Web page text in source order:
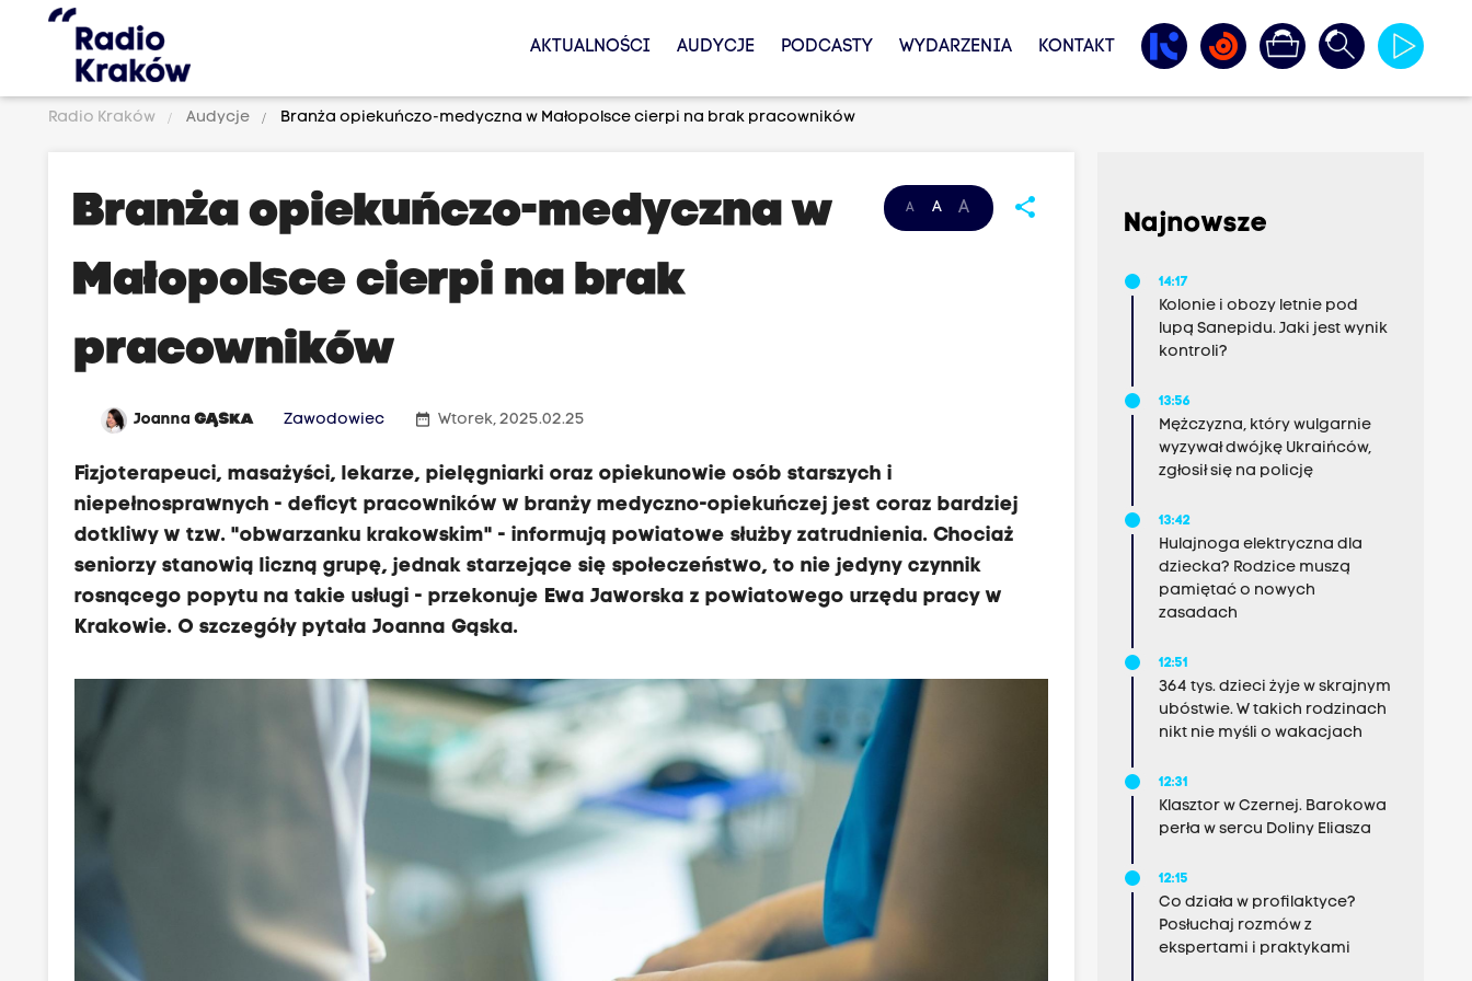
AKTUALNOŚCI AUDYCJE PODCASTY WYDARZENIA KONTAKT
Radio Kraków Audycje Branża opiekuńczo-medyczna w Małopolsce cierpi na brak pracowników
A A A share
Branża opiekuńczo-medyczna w
Małopolsce cierpi na brak
pracowników
JoannaGĄSKA Zawodowiec date_range Wtorek, 2025.02.25
Fizjoterapeuci, masażyści, lekarze, pielęgniarki oraz opiekunowie osób starszych i
niepełnosprawnych - deficyt pracowników w branży medyczno-opiekuńczej jest coraz bardziej
dotkliwy w tzw. "obwarzanku krakowskim" - informują powiatowe służby zatrudnienia. Chociaż
seniorzy stanowią liczną grupę, jednak starzejące się społeczeństwo, to nie jedyny czynnik
rosnącego popytu na takie usługi - przekonuje Ewa Jaworska z powiatowego urzędu pracy w
Krakowie. O szczegóły pytała Joanna Gąska.
Najnowsze
14:17
Kolonie i obozy letnie pod
lupą Sanepidu. Jaki jest wynik
kontroli?
13:56
Mężczyzna, który wulgarnie
wyzywał dwójkę Ukraińców,
zgłosił się na policję
13:42
Hulajnoga elektryczna dla
dziecka? Rodzice muszą
pamiętać o nowych
zasadach
12:51
364 tys. dzieci żyje w skrajnym
ubóstwie. W takich rodzinach
nikt nie myśli o wakacjach
12:31
Klasztor w Czernej. Barokowa
perła w sercu Doliny Eliasza
12:15
Co działa w profilaktyce?
Posłuchaj rozmów z
ekspertami i praktykami